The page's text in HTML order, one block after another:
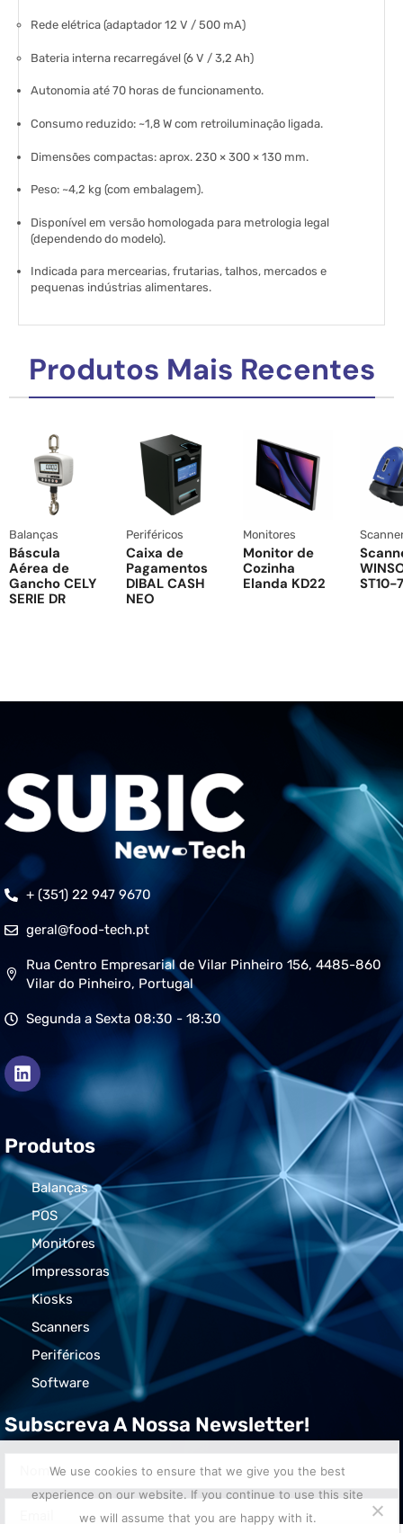
Rede elétrica (adaptador 12 V / 500 mA)
Bateria interna recarregável (6 V / 3,2 Ah)
Autonomia até 70 horas de funcionamento.
Consumo reduzido: ~1,8 W com retroiluminação ligada.
Dimensões compactas: aprox. 230 × 300 × 130 mm.
Peso: ~4,2 kg (com embalagem).
Disponível em versão homologada para metrologia legal
(dependendo do modelo).
Indicada para mercearias, frutarias, talhos, mercados e
pequenas indústrias alimentares.
Produtos Mais Recentes
Balanças
Báscula
Aérea de
Gancho CELY
SERIE DR
Periféricos
Caixa de
Pagamentos
DIBAL CASH
NEO
Monitores
Monitor de
Cozinha
Elanda KD22
ST10-
+ (351) 22 947 9670
geral@food-tech.pt
Rua Centro Empresarial de Vilar Pinheiro 156, 4485-860
Vilar do Pinheiro, Portugal
Segunda a Sexta 08:30 - 18:30
Produtos
Balanças
POS
Monitores
Impressoras
Kiosks
Scanners
Periféricos
Software
Subscreva A Nossa Newsletter!
We use cookies to ensure that we give you the best
experience on our website. If you continue to use this site
we will assume that you are happy with it.